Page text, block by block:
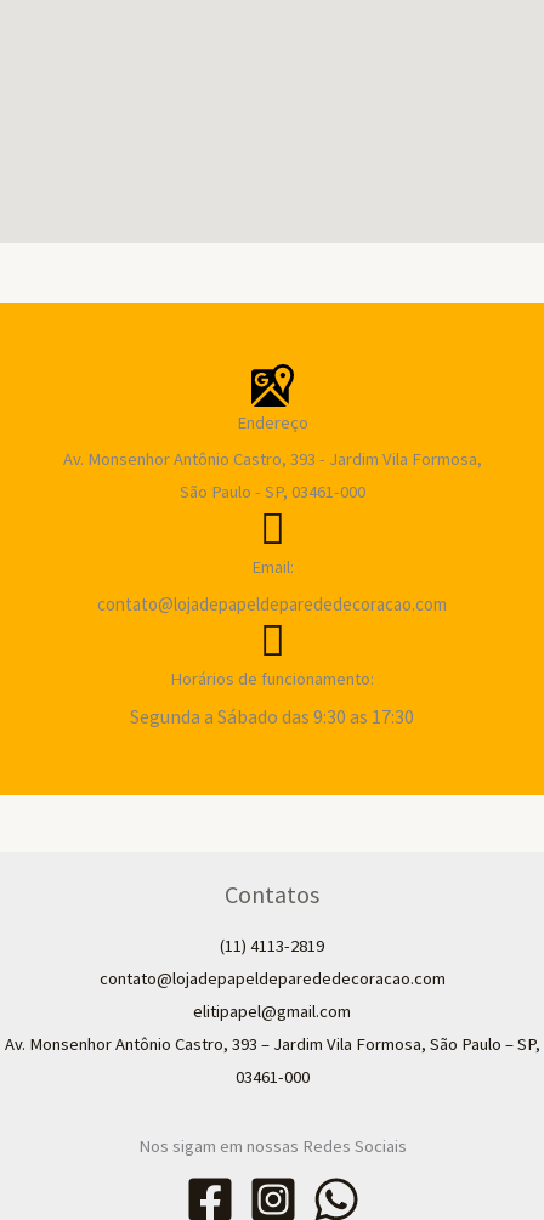
Endereço
Av. Monsenhor Antônio Castro, 393 - Jardim Vila Formosa,
São Paulo - SP, 03461-000
Email:
contato@lojadepapeldeparededecoracao.com
Horários de funcionamento:
Segunda a Sábado das 9:30 as 17:30
Contatos
(11) 4113-2819
contato@lojadepapeldeparededecoracao.com
elitipapel@gmail.com​
Av. Monsenhor Antônio Castro, 393 – Jardim Vila Formosa, São Paulo – SP,
03461-000
Nos sigam em nossas Redes Sociais